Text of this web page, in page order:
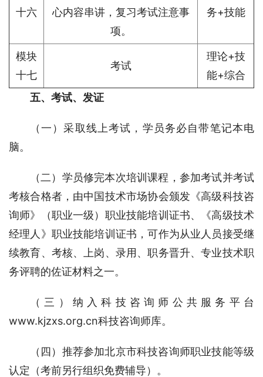
十六
心内容串讲，复习考试注意事
项。
务+技能
模块
十七
考试
理论+技
能+综合
五、考试、发证
（一）采取线上考试，学员务必自带笔记本电
脑。
（二）学员修完本次培训课程，参加考试并考试
考核合格者，由中国技术市场协会颁发《高级科技咨
询师》（职业一级）职业技能培训证书、《高级技术
经理人》职业技能培训证书，可作为从业人员接受继
续教育、考核、上岗、录用、职务晋升、专业技术职
务评聘的佐证材料之一。
（三）纳入科技咨询师公共服务平台
www.kjzxs.org.cn科技咨询师库。
（四）推荐参加北京市科技咨询师职业技能等级
认定（考前另行组织免费辅导）。